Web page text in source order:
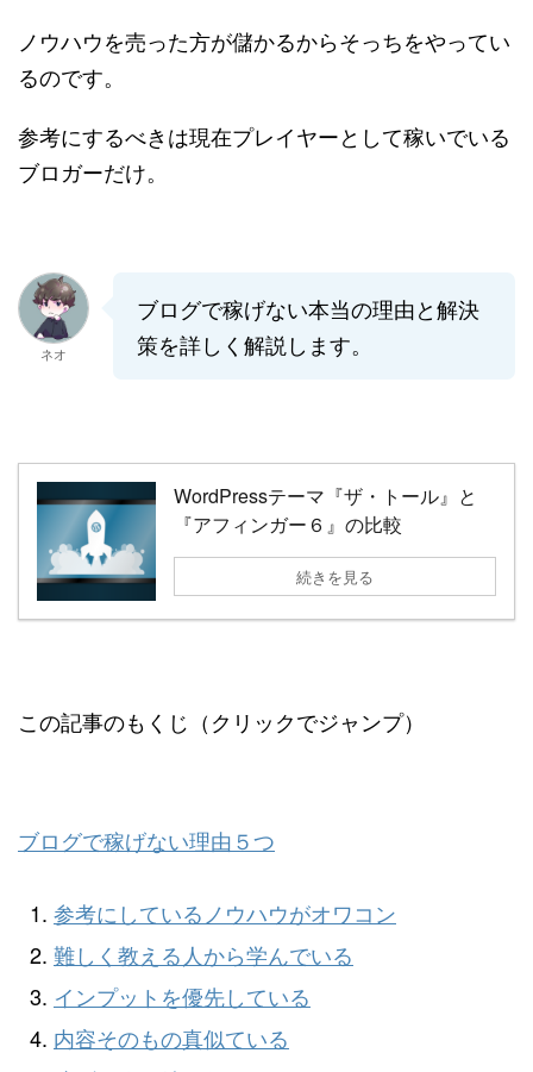
ノウハウを売った方が儲かるからそっちをやってい
るのです。
参考にするべきは現在プレイヤーとして稼いでいる
ブロガーだけ。
ネオ
ブログで稼げない本当の理由と解決
策を詳しく解説します。
WordPressテーマ『ザ・トール』と
『アフィンガー６』の比較
続きを見る
この記事のもくじ（クリックでジャンプ）
ブログで稼げない理由５つ
参考にしているノウハウがオワコン
難しく教える人から学んでいる
インプットを優先している
内容そのもの真似ている